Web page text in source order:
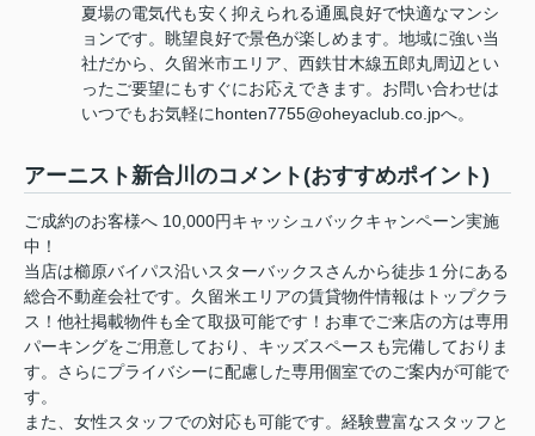
夏場の電気代も安く抑えられる通風良好で快適なマンシ
ョンです。眺望良好で景色が楽しめます。地域に強い当
社だから、久留米市エリア、西鉄甘木線五郎丸周辺とい
ったご要望にもすぐにお応えできます。お問い合わせは
いつでもお気軽にhonten7755@oheyaclub.co.jpへ。
アーニスト新合川のコメント(おすすめポイント)
ご成約のお客様へ 10,000円キャッシュバックキャンペーン実施
中！
当店は櫛原バイパス沿いスターバックスさんから徒歩１分にある
総合不動産会社です。久留米エリアの賃貸物件情報はトップクラ
ス！他社掲載物件も全て取扱可能です！お車でご来店の方は専用
パーキングをご用意しており、キッズスペースも完備しておりま
す。さらにプライバシーに配慮した専用個室でのご案内が可能で
す。
また、女性スタッフでの対応も可能です。経験豊富なスタッフと